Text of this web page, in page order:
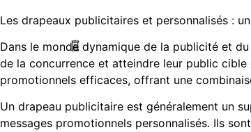
Les drapeaux publicitaires et personnalisés :
Dans le monde dynamique de la publicité et
de la concurrence et atteindre leur public cible
promotionnels efficaces, offrant une
Un drapeau publicitaire est généralement un
messages promotionnels personnalisés. Ils